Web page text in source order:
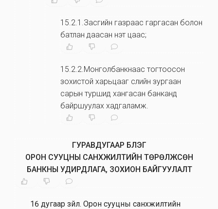
15.2.1.Засгийн газраас гаргасан болон
батлан даасан үнэт цаас;
15.2.2.Монголбанкнаас тогтоосон
зохистой харьцааг сүүлийн зургаан
сарын туршид хангасан банканд
байршуулах хадгаламж.
ГУРАВДУГААР БҮЛЭГ
ОРОН СУУЦНЫ САНХҮҮЖИЛТИЙН ТӨРӨЛЖСӨН
БАНКНЫ УДИРДЛАГА, ЗОХИОН БАЙГУУЛАЛТ
16 дугаар зүйл. Орон сууцны санхүүжилтийн